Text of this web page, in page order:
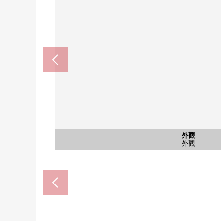
外觀
外觀
外觀
外觀
外觀
外觀
外觀
外觀
外觀
外觀
外觀
外觀
外觀
外觀
院子
院子
含有前面道路的外觀
含有前面道路的外觀(東南一側公
含有前面道路的外觀
含有前面道路的外觀(東南一側公
Ainosato公園站(JR北海道札沼
步行6分鐘
Coop sapporoaino裡店(約
步行25分鐘
TSURUHA藥品aino裡店(約
步行20分鐘
Lawson札幌aino裡店(約
步行5分鐘
札幌aino裡郵局(約
步行25分鐘
北海道銀行aino裡個人分店(
步行22分鐘
aino裡東小學(約
步行7分鐘
札幌市立aino裡東中學(約
步行9分鐘